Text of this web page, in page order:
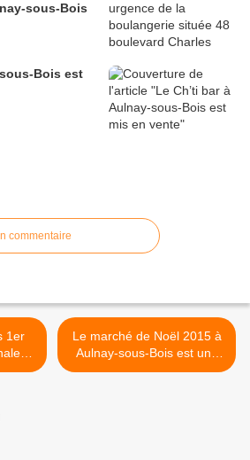
sous-Bois
Bois est
commentaire
Bois
Le marché de Noël 2015 à
Aulnay-sous-Bois est une
belle réussite >